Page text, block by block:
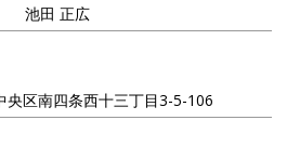
池田 正広
央区南四条西十三丁目3-5-106